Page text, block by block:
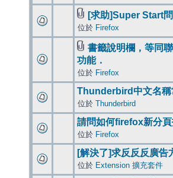
[求助]Super Start
位於 Firefox
書籤說明欄，等同
功能．
位於 Firefox
Thunderbird中文名稱
位於 Thunderbird
請問如何firefox新分
位於 Firefox
[解決了]求反反反廣告
位於 Extension 擴充套件